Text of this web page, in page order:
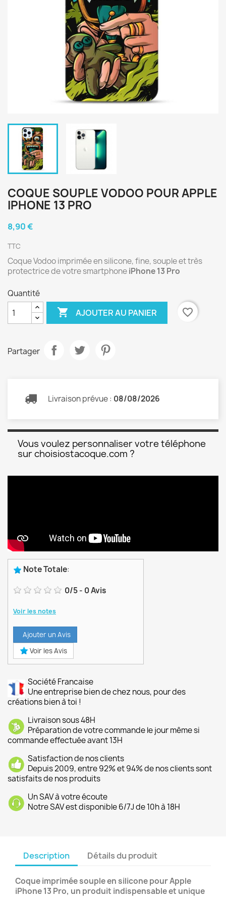
COQUE SOUPLE VODOO POUR APPLE
IPHONE 13 PRO
8,90 €
TTC
Coque Vodoo imprimée en silicone, fine, souple et très
protectrice de votre smartphoneiPhone 13 Pro
Quantité
 AJOUTER AU PANIER favorite_border
Partager
Livraison prévue : 08/08/2026
Vous voulez personnaliser votre téléphone
sur choisiostacoque.com ?
Note Totale:
0/5- 0Avis
Voir les notes
Ajouter un Avis
Voir les Avis
Société Francaise
Une entreprise bien de chez nous, pour des
créations bien à toi !
Livraison sous 48H
Préparation de votre commande le jour même si
commande effectuée avant 13H
Satisfaction de nos clients
Depuis 2009, entre 92% et 94% de nos clients sont
satisfaits de nos produits
Un SAV à votre écoute
Notre SAV est disponible 6/7J de 10h à 18H
Description Détails du produit
Coque imprimée souple en silicone pour Apple
iPhone 13 Pro, un produit indispensable et unique